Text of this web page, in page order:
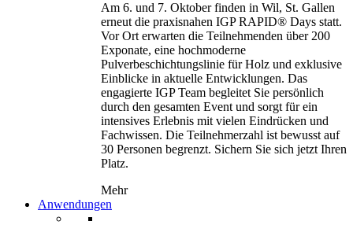
Am 6. und 7. Oktober finden in Wil, St. Gallen
erneut die praxisnahen IGP RAPID® Days statt.
Vor Ort erwarten die Teilnehmenden über 200
Exponate, eine hochmoderne
Pulverbeschichtungslinie für Holz und exklusive
Einblicke in aktuelle Entwicklungen. Das
engagierte IGP Team begleitet Sie persönlich
durch den gesamten Event und sorgt für ein
intensives Erlebnis mit vielen Eindrücken und
Fachwissen. Die Teilnehmerzahl ist bewusst auf
30 Personen begrenzt. Sichern Sie sich jetzt Ihren
Platz.
Mehr
Anwendungen